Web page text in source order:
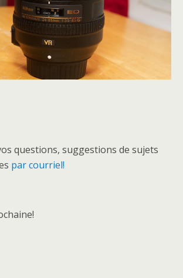
questions, suggestions de sujets
par courriel!